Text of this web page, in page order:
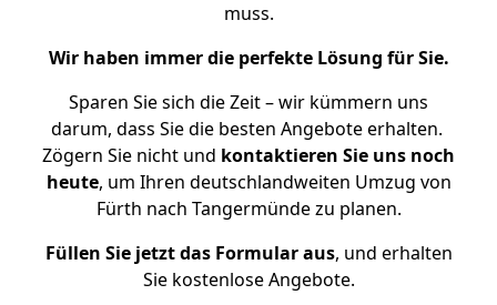
muss.
Wir haben immer die perfekte Lösung für Sie.
Sparen Sie sich die Zeit – wir kümmern uns
darum, dass Sie die besten Angebote erhalten.
Zögern Sie nicht und kontaktieren Sie uns noch
heute, um Ihren deutschlandweiten Umzug von
Fürth nach Tangermünde zu planen.
Füllen Sie jetzt das Formular aus, und erhalten
Sie kostenlose Angebote.